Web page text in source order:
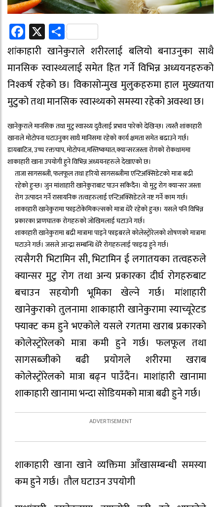
Facebook
X Share
शांकाहारी खानेकुराले शरीरलाई बलियो बनाउनुका साथै
मानसिक स्वास्थ्यलाई समेत हित गर्ने विभिन्न अध्ययनहरुको
निश्कर्ष रहेको छ। विकासोन्मुख मुलुकहरुमा हाल मुख्यतया
मुटुको तथा मानसिक स्वास्थ्यको समस्या रहेको अवस्था छ।
खानेकुराले मानसिक तथा मुटु स्वास्थ्य दुवैलाई प्रभाव पारेको देखिन्छ। त्यस्तै शांकाहारी
खानाले मोटोपना घटाउनुका साथै मानिसमा रहेको कार्य क्षमता समेत बढाउने गर्छ।
डायबाटिज, उच्च रक्तचाप, मोटोपना,मस्तिष्कघात,क्यान्सरजस्ता रोगको रोकथाममा
शाकाहारी खाना उपयोगी हुने विभिन्न अध्ययनहरुले देखाएको छ।
ताजा सागसब्जी, फलफूल तथा हरियो सागसब्जीमा एन्टिअक्सिडेटको मात्रा बढी
रहेको हुन्छ। जुन मांशाहारी खानेकुराबाट पाउन सकिदैंन। यो मुटु रोग क्यान्सर जस्ता
रोग उत्पादन गर्ने रासायनिक तत्वहरुलाई एन्टिअक्सिडेटले नष्ट गर्ने काम गर्छ।
शाकाहारी खानेकुरामा फाइटोकेमिकल्सको मात्रा धेरै रहेको हुन्छ। यसले पनि विभिन्न
प्रकारका प्राणघातक रोगहरुको जोखिमलाई घटाउने गर्छ।
शाकाहारी खानेकुरामा बढी मात्रामा पाइने फाइबरले कोलेस्ट्रोरेलको शोषणको मात्रामा
घटाउने गर्छ। जसले आन्द्रा सम्बन्धि धेरै रोगहरुलाई फाइदा हुने गर्छ।
त्यसैगरी भिटामिन सी, भिटामिन ई लगातयका तत्वहरुले
क्यान्सर मुटु रोग तथा अन्य प्रकारका दीर्घ रोगहरुबाट
बचाउन सहयोगी भूमिका खेल्ने गर्छ। मांशाहारी
खानेकुराको तुलनामा शाकाहारी खानेकुरामा स्याच्यूरेटड
फ्याक्ट कम हुने भएकोले यसले रगतमा खराब प्रकारको
कोलेस्ट्रोरेलको मात्रा कमी हुने गर्छ। फलफूल तथा
सागसब्जीको बढी प्रयोगले शरीरमा खराब
कोलेस्ट्रोरेलको मात्रा बढ्न पाउँदैंन। माशांहारी खानामा
शाकाहारी खानामा भन्दा सोडियमको मात्रा बढी हुने गर्छ।
शाकाहारी खाना खाने व्यक्तिमा आँखासम्बन्धी समस्या
कम हुने गर्छ। तौल घटाउन उपयोगी